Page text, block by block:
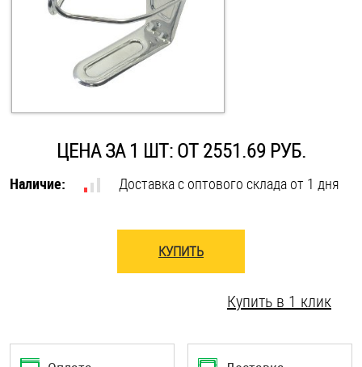
Инструмент
Крюки, кольца с метрической резьбой
Крюки, кольца с шурупной резьбой
Оснастка и аксессуары для яхт
Саморезы и шурупы
ЦЕНА ЗА 1 ШТ: ОТ 2551.69 РУБ.
Наличие: Доставка с оптового склада от 1 дня
КУПИТЬ
Купить в 1 клик